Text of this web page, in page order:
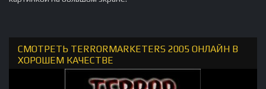
СМОТРЕТЬ TERRORMARKETERS 2005 ОНЛАЙН В
ХОРОШЕМ КАЧЕСТВЕ